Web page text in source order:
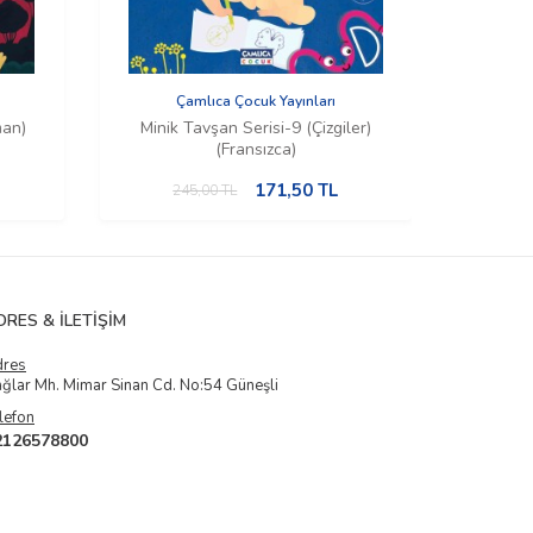
Çamlıca Çocuk Yayınları
Minik Tavşan Serisi-9 (Çizgiler)
(Fransızca)
245,00TL 171,50 TL
& İLETIŞIM
Mh. Mimar Sinan Cd. No:54 Güneşli